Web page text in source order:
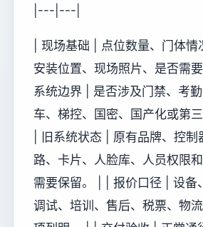
|---|---|
| 现场基础 | 点位数量、门体情
安装位置、现场照片、是否需
系统边界 | 是否涉及门禁、考
车、梯控、国密、国产化或第
| 旧系统状态 | 原有品牌、控
路、卡片、人脸库、人员权限
需要保留。 | | 报价口径 | 设备
调试、培训、售后、税票、物